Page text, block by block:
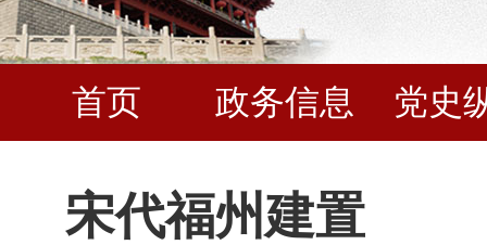
首页 政务信息 党史
宋代福州建置